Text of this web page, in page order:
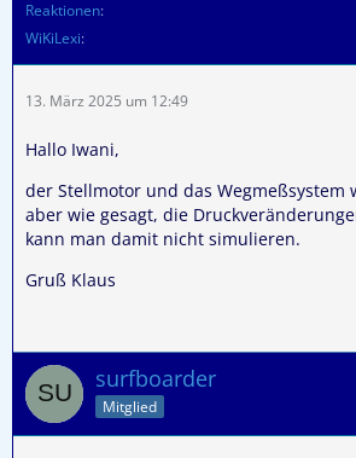
Reaktionen
WiKiLexi
13. März 2025 um 12:49
Hallo Iwani,
der Stellmotor und das Wegmeßsystem
aber wie gesagt, die
kann man damit nicht simulieren.
Gruß Klaus
surfboarder
Mitglied